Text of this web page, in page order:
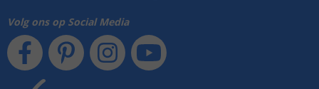
Volg ons op Social Media